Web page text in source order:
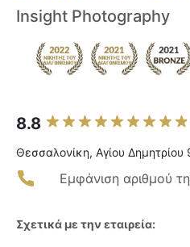
Insight Photography
8.8
Θεσσαλονίκη, Αγίου Δημητρίου
Εμφάνιση αριθμού
Σχετικά με την εταιρεία: